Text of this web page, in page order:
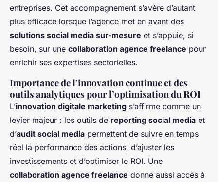
entreprises. Cet accompagnement s’avère d’autant
plus efficace lorsque l’agence met en avant des
solutions social media sur-mesure et s’appuie, si
besoin, sur une collaboration agence freelance pour
enrichir ses expertises sectorielles.
Importance de l’innovation continue et des
outils analytiques pour l’optimisation du ROI
L’innovation digitale marketing s’affirme comme un
levier majeur : les outils de reporting social media et
d’audit social media permettent de suivre en temps
réel la performance des actions, d’ajuster les
investissements et d’optimiser le ROI. Une
collaboration agence freelance donne aussi accès à